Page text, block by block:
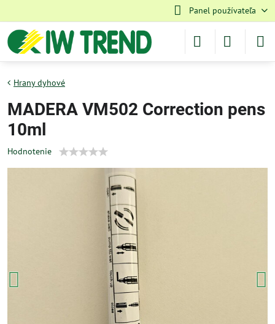
Panel používateľa
Hrany dyhové
MADERA VM502 Correction pens
10ml
Hodnotenie